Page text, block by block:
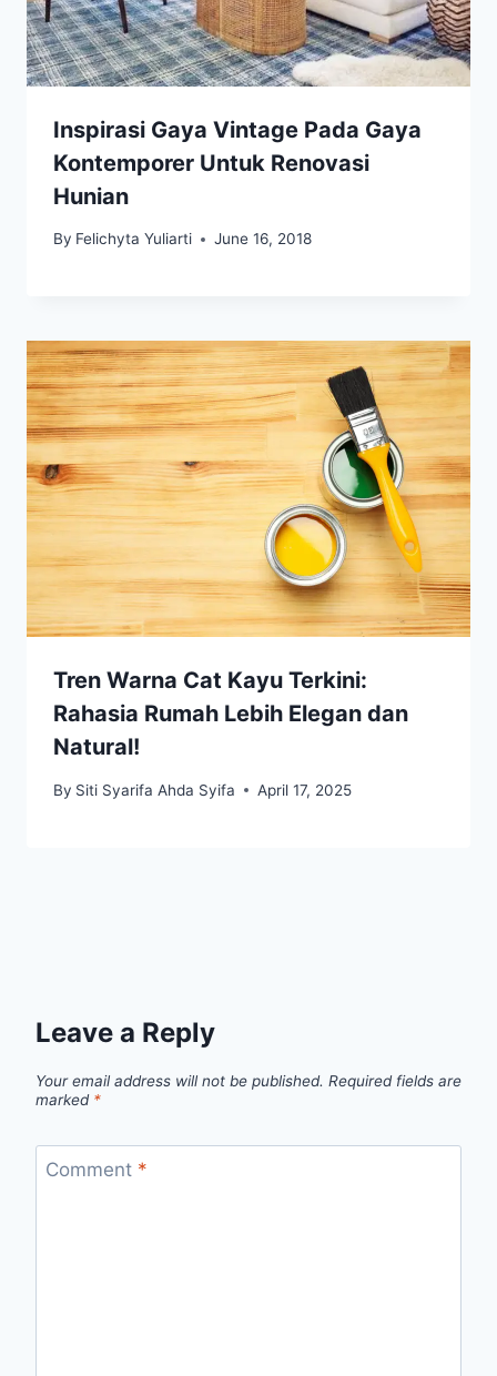
Inspirasi Gaya Vintage Pada Gaya
Kontemporer Untuk Renovasi
Hunian
By Felichyta Yuliarti June 16, 2018
Tren Warna Cat Kayu Terkini:
Rahasia Rumah Lebih Elegan dan
Natural!
By Siti Syarifa Ahda Syifa April 17, 2025
Leave a Reply
Your email address will not be published. Required fields are
marked *
Comment *